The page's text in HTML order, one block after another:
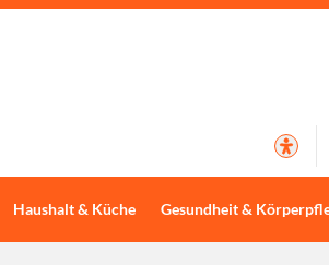
Haushalt & Küche Gesundheit &